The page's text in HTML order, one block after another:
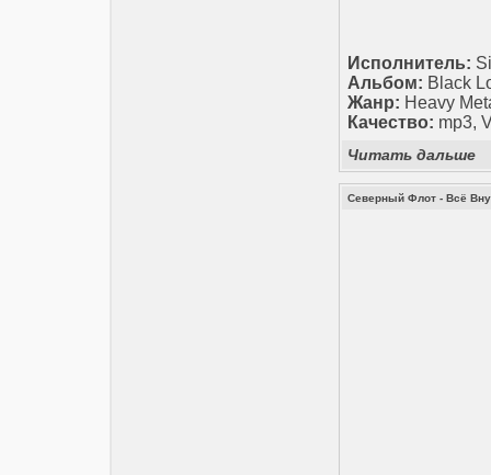
Исполнитель:
Альбом: Black
Жанр: Heavy
Качество: mp3,
Читать дальше
Северный Флот - Всё